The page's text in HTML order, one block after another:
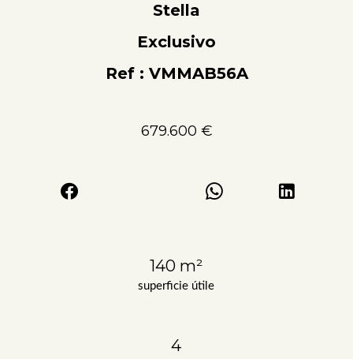
superficie útile
140 m²
4
Stella
Exclusivo
Ref : VMMAB56A
679.600 €